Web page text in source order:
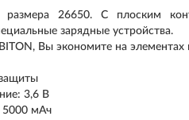
размера 26650. С плоским
зарядные устройства.
Вы экономите на элементах
3,6 В
5000 мАч